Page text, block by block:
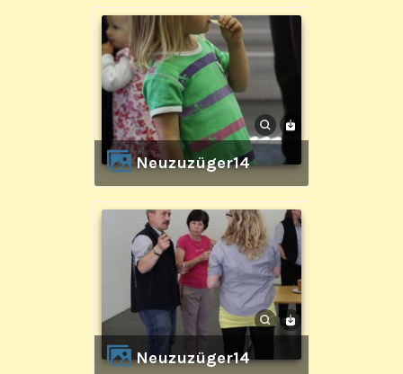
Neuzuzüger14
Neuzuzüger14